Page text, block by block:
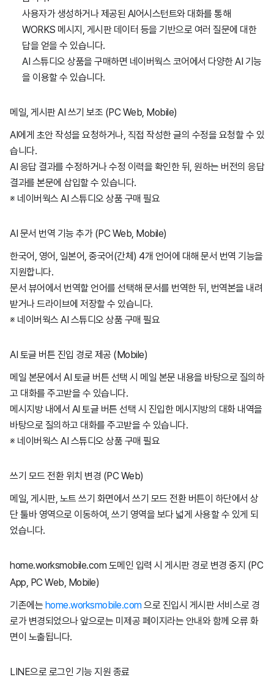
사용자가 생성하거나 제공된 AI어시스턴트와 대화를 통해
WORKS 메시지, 게시판 데이터 등을 기반으로 여러 질문에 대한
답을 얻을 수 있습니다.
AI 스튜디오 상품을 구매하면 네이버웍스 코어에서 다양한 AI 기능
을 이용할 수 있습니다.
메일, 게시판 AI 쓰기 보조 (PC Web, Mobile)
AI에게 초안 작성을 요청하거나, 직접 작성한 글의 수정을 요청할 수 있
습니다.
AI 응답 결과를 수정하거나 수정 이력을 확인한 뒤, 원하는 버전의 응답
결과를 본문에 삽입할 수 있습니다.
※ 네이버웍스 AI 스튜디오 상품 구매 필요
AI 문서 번역 기능 추가 (PC Web, Mobile)
한국어, 영어, 일본어, 중국어(간체) 4개 언어에 대해 문서 번역 기능을
지원합니다.
문서 뷰어에서 번역할 언어를 선택해 문서를 번역한 뒤, 번역본을 내려
받거나 드라이브에 저장할 수 있습니다.
※ 네이버웍스 AI 스튜디오 상품 구매 필요
AI 토글 버튼 진입 경로 제공 (Mobile)
메일 본문에서 AI 토글 버튼 선택 시 메일 본문 내용을 바탕으로 질의하
고 대화를 주고받을 수 있습니다.
메시지방 내에서 AI 토글 버튼 선택 시 진입한 메시지방의 대화 내역을
바탕으로 질의하고 대화를 주고받을 수 있습니다.
※ 네이버웍스 AI 스튜디오 상품 구매 필요
쓰기 모드 전환 위치 변경 (PC Web)
메일, 게시판, 노트 쓰기 화면에서 쓰기 모드 전환 버튼이 하단에서 상
단 툴바 영역으로 이동하여, 쓰기 영역을 보다 넓게 사용할 수 있게 되
었습니다.
home.worksmobile.com 도메인 입력 시 게시판 경로 변경 중지 (PC
App, PC Web, Mobile)
기존에는 home.worksmobile.com 으로 진입시 게시판 서비스로 경
로가 변경되었으나 앞으로는 미제공 페이지라는 안내와 함께 오류 화
면이 노출됩니다.
LINE으로 로그인 기능 지원 종료